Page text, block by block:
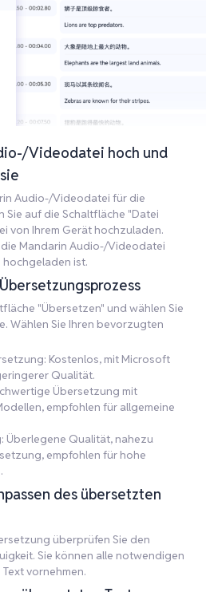
Videodatei hoch und
Audio-/Videodatei für die
Sie auf die Schaltfläche "Datei
von Ihrem Gerät hochzuladen.
Mandarin Audio-/Videodatei
ist.
"Übersetzen" und wählen Sie
Wählen Sie Ihren bevorzugten
Kostenlos, mit Microsoft
Qualität.
Übersetzung mit
empfohlen für allgemeine
Überlegene Qualität, nahezu
empfohlen für hohe
des übersetzten
überprüfen Sie den
Sie können alle notwendigen
vornehmen.